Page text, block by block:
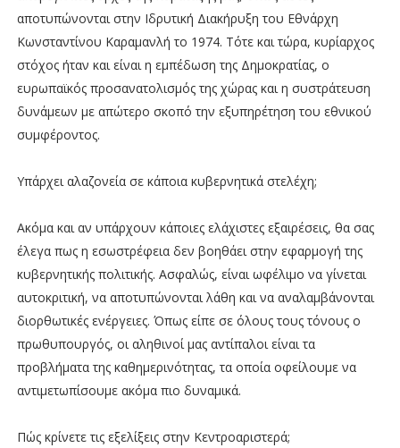
αποτυπώνονται στην Ιδρυτική Διακήρυξη του Εθνάρχη
Κωνσταντίνου Καραμανλή το 1974. Τότε και τώρα, κυρίαρχος
στόχος ήταν και είναι η εμπέδωση της Δημοκρατίας, ο
ευρωπαϊκός προσανατολισμός της χώρας και η συστράτευση
δυνάμεων με απώτερο σκοπό την εξυπηρέτηση του εθνικού
συμφέροντος.
Υπάρχει αλαζονεία σε κάποια κυβερνητικά στελέχη;
Ακόμα και αν υπάρχουν κάποιες ελάχιστες εξαιρέσεις, θα σας
έλεγα πως η εσωστρέφεια δεν βοηθάει στην εφαρμογή της
κυβερνητικής πολιτικής. Ασφαλώς, είναι ωφέλιμο να γίνεται
αυτοκριτική, να αποτυπώνονται λάθη και να αναλαμβάνονται
διορθωτικές ενέργειες. Όπως είπε σε όλους τους τόνους ο
πρωθυπουργός, οι αληθινοί μας αντίπαλοι είναι τα
προβλήματα της καθημερινότητας, τα οποία οφείλουμε να
αντιμετωπίσουμε ακόμα πιο δυναμικά.
Πώς κρίνετε τις εξελίξεις στην Κεντροαριστερά;